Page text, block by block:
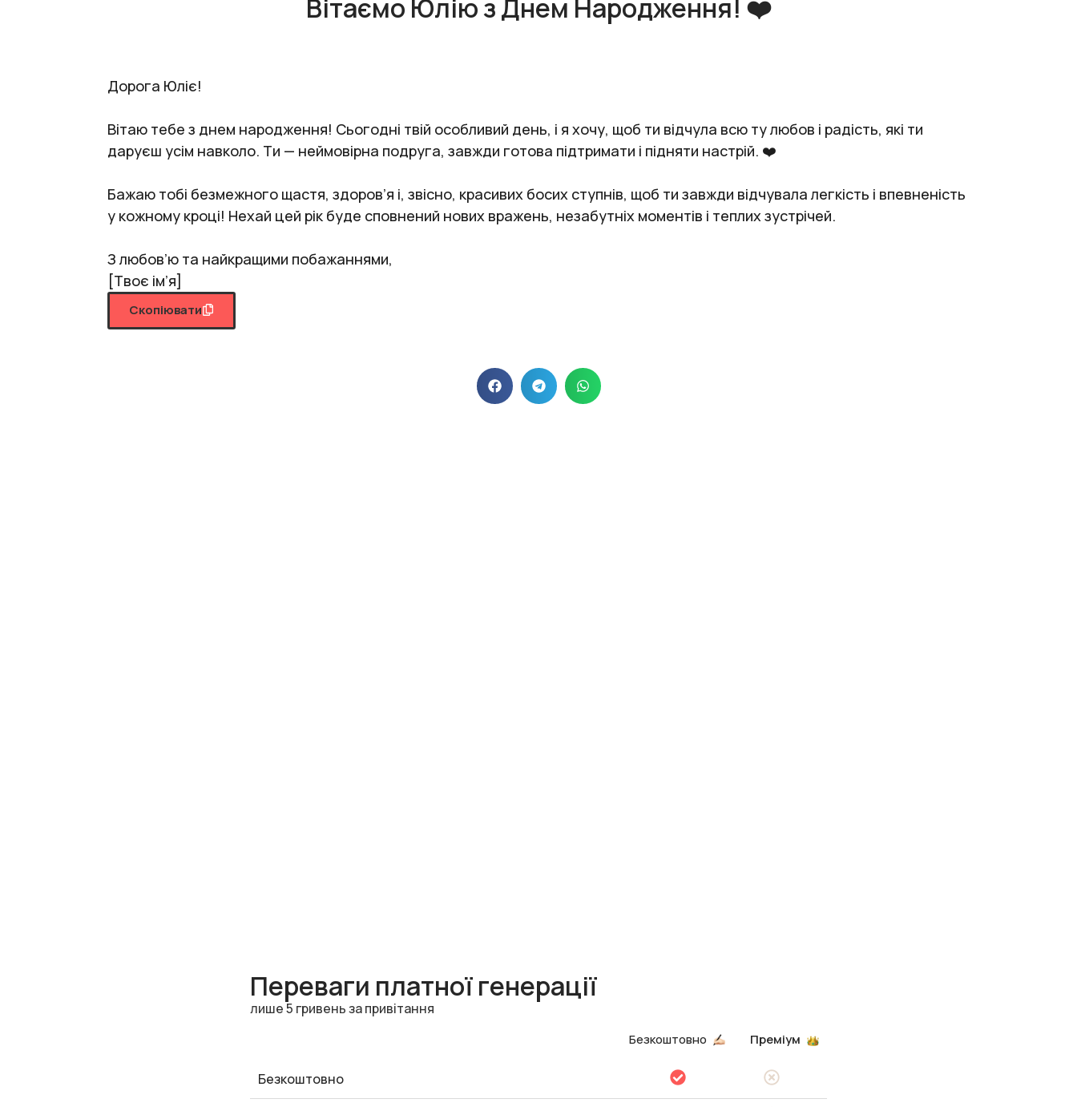
Вітаємо Юлію з Днем Народження! ❤️
Дорога Юліє!
Вітаю тебе з днем народження! Сьогодні твій особливий день, і я хочу, щоб ти відчула всю ту любов і радість, які ти
даруєш усім навколо. Ти — неймовірна подруга, завжди готова підтримати і підняти настрій. ❤️
Бажаю тобі безмежного щастя, здоров’я і, звісно, красивих босих ступнів, щоб ти завжди відчувала легкість і впевненість
у кожному кроці! Нехай цей рік буде сповнений нових вражень, незабутніх моментів і теплих зустрічей.
З любов’ю та найкращими побажаннями,
[Твоє ім’я]
Скопіювати
Переваги платної генерації
лише 5 гривень за привітання
Безкоштовно Преміум
Безкоштовно